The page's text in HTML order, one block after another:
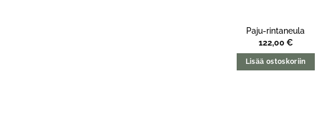
Paju-rintaneula
122,00 €
Lisää ostoskoriin